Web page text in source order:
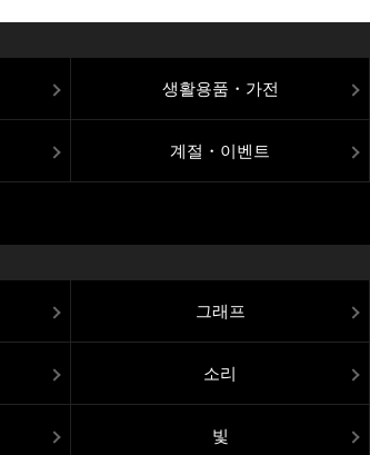
생활용품・가전
계절・이벤트
그래프
소리
빛